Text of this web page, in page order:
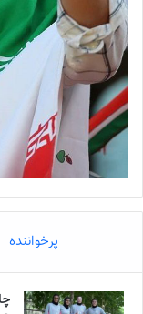
پرخواننده